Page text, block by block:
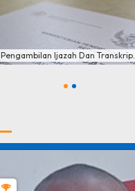
#
Pengambilan Ijazah Dan Transkrip...